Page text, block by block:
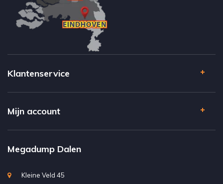
Klantenservice
Mijn account
Megadump Dalen
Kleine Veld 45